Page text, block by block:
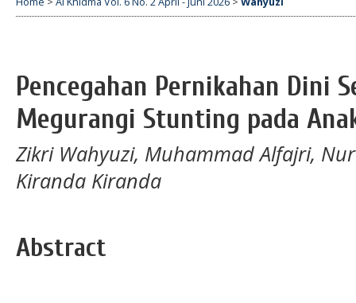
Pencegahan Pernikahan Dini
Megurangi Stunting pada
Zikri Wahyuzi, Muhammad Alfajri,
Kiranda Kiranda
Abstract